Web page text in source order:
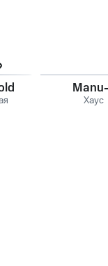
Хаус